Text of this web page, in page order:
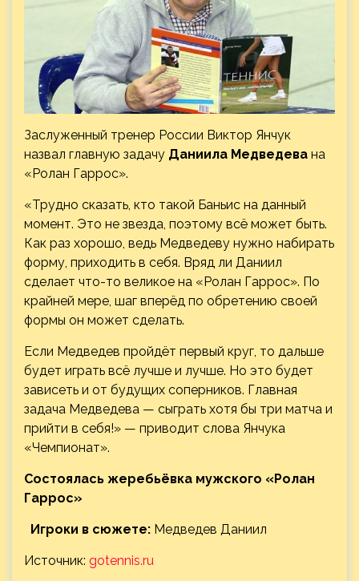
Заслуженный тренер России Виктор Янчук
назвал главную задачу Даниила Медведева на
«Ролан Гаррос».
«Трудно сказать, кто такой Баньис на данный
момент. Это не звезда, поэтому всё может быть.
Как раз хорошо, ведь Медведеву нужно набирать
форму, приходить в себя. Вряд ли Даниил
сделает что-то великое на «Ролан Гаррос». По
крайней мере, шаг вперёд по обретению своей
формы он может сделать.
Если Медведев пройдёт первый круг, то дальше
будет играть всё лучше и лучше. Но это будет
зависеть и от будущих соперников. Главная
задача Медведева — сыграть хотя бы три матча и
прийти в себя!» — приводит слова Янчука
«Чемпионат».
Состоялась жеребьёвка мужского «Ролан
Гаррос»
Игроки в сюжете: Медведев Даниил
Источник: gotennis.ru